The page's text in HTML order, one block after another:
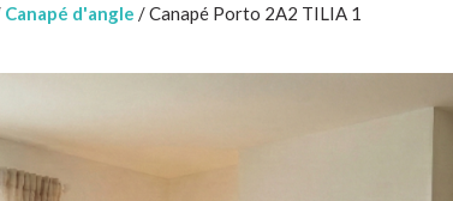
Canapé d'angle / Canapé Porto 2A2 TILIA 1